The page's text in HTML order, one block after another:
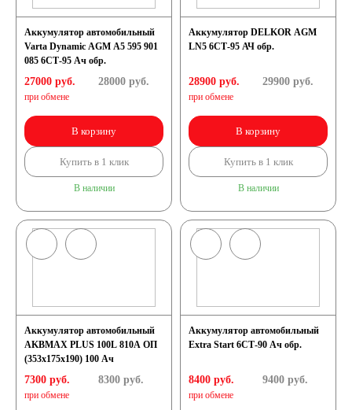
Чехия
Республика
Польша Китай
Казахстан
Аккумулятор автомобильный
Varta Dynamic AGM A5 595 901
085 6СТ-95 Ач обр.
27000 руб.
при обмене
28000руб.
В корзину
Купить в 1 клик
В наличии
Аккумулятор DELKOR AGM
LN5 6СТ-95 АЧ обр.
28900 руб.
при обмене
29900руб.
В корзину
Купить в 1 клик
В наличии
Аккумулятор автомобильный
AKBMAX PLUS 100L 810A ОП
(353x175x190) 100 Ач
7300 руб.
при обмене
8300руб.
Аккумулятор автомобильный
Extra Start 6СТ-90 Ач обр.
8400 руб.
при обмене
9400руб.